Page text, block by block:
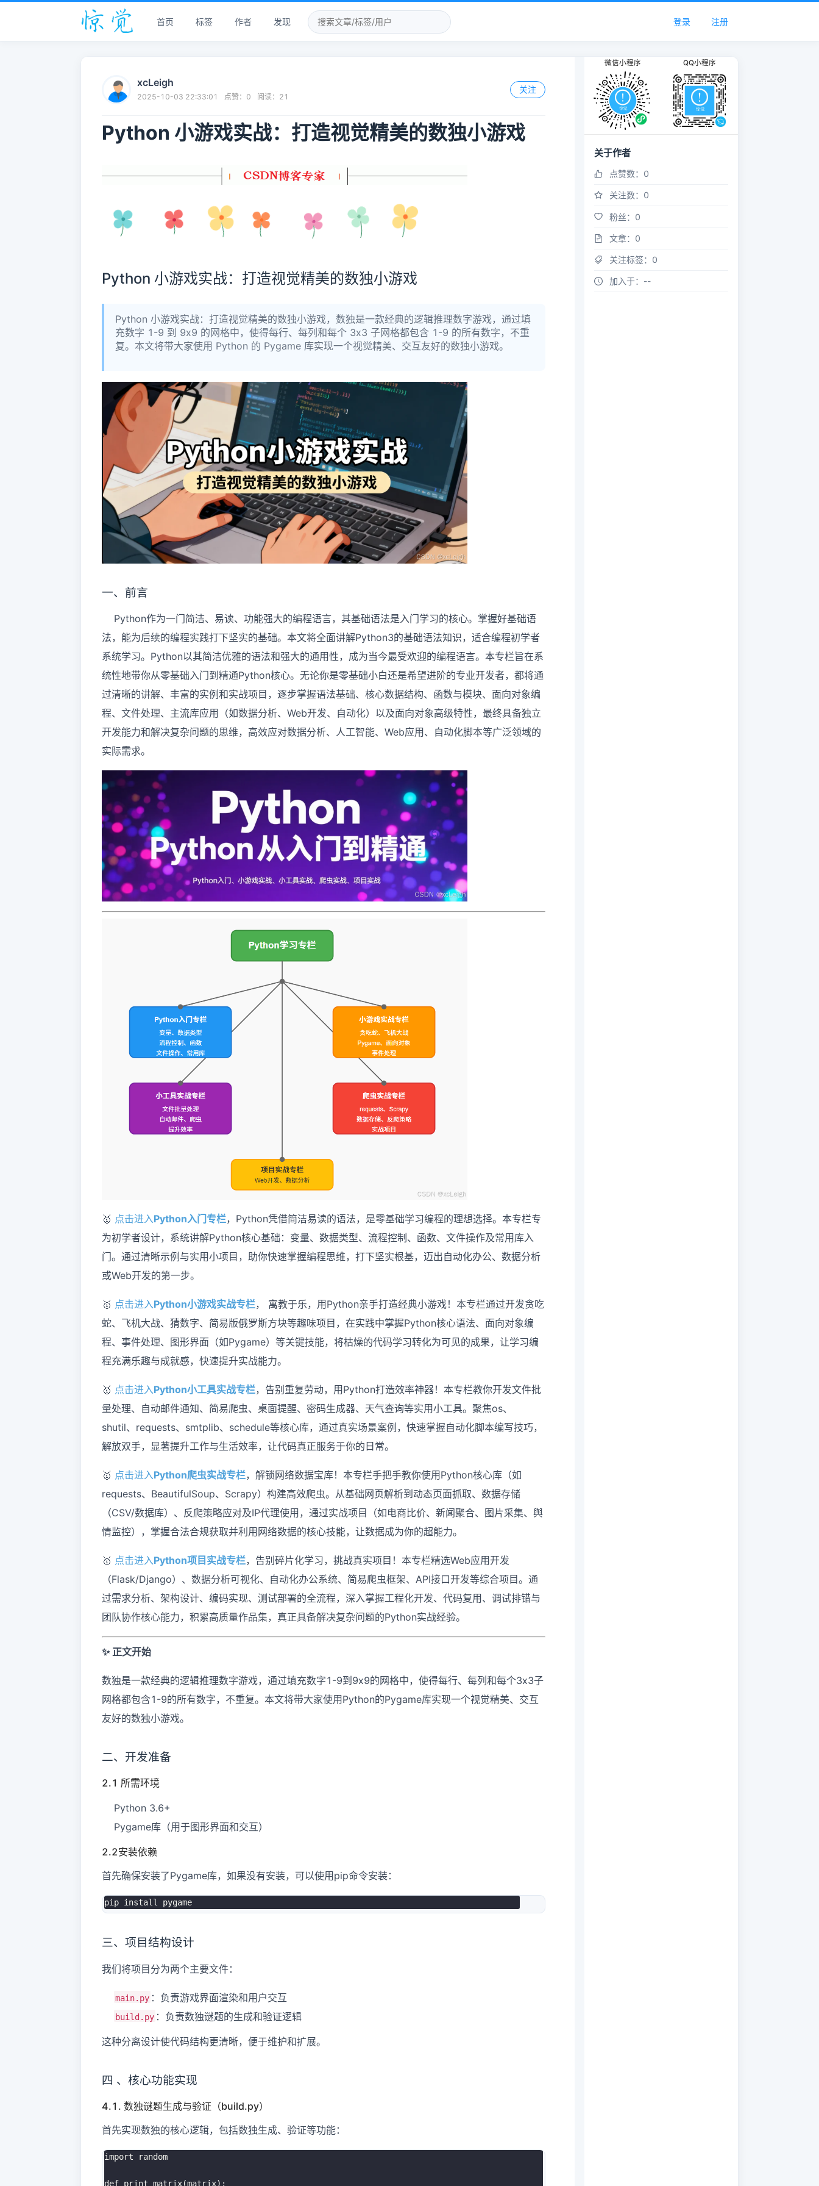
首页 标签 作者 发现 登录 注册
xcLeigh
2025-10-03 22:33:01 点赞： 0 阅读： 21
关注
Python 小游戏实战：打造视觉精美的数独小游戏
Python 小游戏实战：打造视觉精美的数独小游戏
Python 小游戏实战：打造视觉精美的数独小游戏，数独是一款经典的逻辑推理数字游戏，通过填
充数字 1-9 到 9x9 的网格中，使得每行、每列和每个 3x3 子网格都包含 1-9 的所有数字，不重
复。本文将带大家使用 Python 的 Pygame 库实现一个视觉精美、交互友好的数独小游戏。
一、前言
Python作为一门简洁、易读、功能强大的编程语言，其基础语法是入门学习的核心。掌握好基础语
法，能为后续的编程实践打下坚实的基础。本文将全面讲解Python3的基础语法知识，适合编程初学者
系统学习。Python以其简洁优雅的语法和强大的通用性，成为当今最受欢迎的编程语言。本专栏旨在系
统性地带你从零基础入门到精通Python核心。无论你是零基础小白还是希望进阶的专业开发者，都将通
过清晰的讲解、丰富的实例和实战项目，逐步掌握语法基础、核心数据结构、函数与模块、面向对象编
程、文件处理、主流库应用（如数据分析、Web开发、自动化）以及面向对象高级特性，最终具备独立
开发能力和解决复杂问题的思维，高效应对数据分析、人工智能、Web应用、自动化脚本等广泛领域的
实际需求。
🥇 点击进入Python入门专栏，Python凭借简洁易读的语法，是零基础学习编程的理想选择。本专栏专
为初学者设计，系统讲解Python核心基础：变量、数据类型、流程控制、函数、文件操作及常用库入
门。通过清晰示例与实用小项目，助你快速掌握编程思维，打下坚实根基，迈出自动化办公、数据分析
或Web开发的第一步。
🥇 点击进入Python小游戏实战专栏， 寓教于乐，用Python亲手打造经典小游戏！本专栏通过开发贪吃
蛇、飞机大战、猜数字、简易版俄罗斯方块等趣味项目，在实践中掌握Python核心语法、面向对象编
程、事件处理、图形界面（如Pygame）等关键技能，将枯燥的代码学习转化为可见的成果，让学习编
程充满乐趣与成就感，快速提升实战能力。
🥇 点击进入Python小工具实战专栏，告别重复劳动，用Python打造效率神器！本专栏教你开发文件批
量处理、自动邮件通知、简易爬虫、桌面提醒、密码生成器、天气查询等实用小工具。聚焦os、
shutil、requests、smtplib、schedule等核心库，通过真实场景案例，快速掌握自动化脚本编写技巧，
解放双手，显著提升工作与生活效率，让代码真正服务于你的日常。
🥇 点击进入Python爬虫实战专栏，解锁网络数据宝库！本专栏手把手教你使用Python核心库（如
requests、BeautifulSoup、Scrapy）构建高效爬虫。从基础网页解析到动态页面抓取、数据存储
（CSV/数据库）、反爬策略应对及IP代理使用，通过实战项目（如电商比价、新闻聚合、图片采集、舆
情监控），掌握合法合规获取并利用网络数据的核心技能，让数据成为你的超能力。
🥇 点击进入Python项目实战专栏，告别碎片化学习，挑战真实项目！本专栏精选Web应用开发
（Flask/Django）、数据分析可视化、自动化办公系统、简易爬虫框架、API接口开发等综合项目。通
过需求分析、架构设计、编码实现、测试部署的全流程，深入掌握工程化开发、代码复用、调试排错与
团队协作核心能力，积累高质量作品集，真正具备解决复杂问题的Python实战经验。
✨ 正文开始
数独是一款经典的逻辑推理数字游戏，通过填充数字1-9到9x9的网格中，使得每行、每列和每个3x3子
网格都包含1-9的所有数字，不重复。本文将带大家使用Python的Pygame库实现一个视觉精美、交互
友好的数独小游戏。
二、开发准备
2.1 所需环境
Python 3.6+
Pygame库（用于图形界面和交互）
2.2安装依赖
首先确保安装了Pygame库，如果没有安装，可以使用pip命令安装：
pip install
三、项目结构设计
我们将项目分为两个主要文件：
main.py ：负责游戏界面渲染和用户交互
build.py ：负责数独谜题的生成和验证逻辑
这种分离设计使代码结构更清晰，便于维护和扩展。
四 、核心功能实现
4.1. 数独谜题生成与验证（build.py）
首先实现数独的核心逻辑，包括数独生成、验证等功能：
import random
def print_matrix(matrix) :
微信小程序 QQ小程序
关于作者
点赞数： 0
关注数： 0
粉丝： 0
文章： 0
关注标签： 0
加入于： --